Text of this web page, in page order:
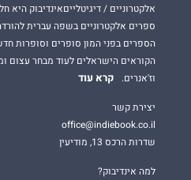
אלקטרוניים / דיגיטלייםאינדיבוק
ספרים אלקטרוניים בשפה עברית
הספרים בפני המון סופרים וסופרות
הקוראים הישראלים לעוד מבחר עצום
וז'אנרים.
קרא עוד
יצירת קשר
office@indiebook.co.il
שדרות הרכס 13, מודיעין
למה אינדיבוק?